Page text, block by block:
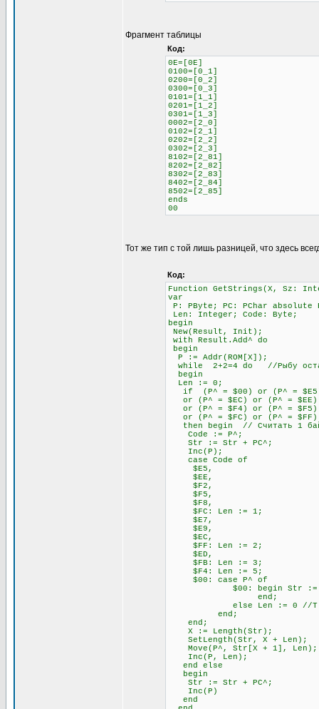
Фрагмент таблицы
Код:
0E=[0E]
0100=[0_1]
0200=[0_2]
0300=[0_3]
0101=[1_1]
0201=[1_2]
0301=[1_3]
0002=[2_0]
0102=[2_1]
0202=[2_2]
0302=[2_3]
8102=[2_81]
8202=[2_82]
8302=[2_83]
8402=[2_84]
8502=[2_85]
ends
00
Тот же тип с той лишь разницей, что здесь
Код:
Function GetStrings(X, Sz:
var
P: PByte; PC: PChar absolute
Len: Integer; Code: Byte;
begin
New(Result, Init);
with Result.Add^ do
begin
P := Addr(ROM[X]);
while 2+2=4 do //Рыбу
begin
Len := 0;
if (P^ = $00) or (P^ = $E5)
or (P^ = $EC) or (P^ = $EE)
or (P^ = $F4) or (P^ = $F5)
or (P^ = $FC) or (P^ = $FF)
then begin // Считать 1
Code := P^;
Str := Str + PC^;
Inc(P);
case Code of
$E5,
$EE,
$F2,
$F5,
$F8,
$FC: Len := 1;
$E7,
$E9,
$EC,
$FF: Len := 2;
$ED,
$FB: Len := 3;
$F4: Len := 5;
$00: case P^ of
$00: begin Str := Str +
end;
else Len := 0 //Т.к. 00,
end;
end;
X := Length(Str);
SetLength(Str, X + Len);
Move(P^, Str[X + 1], Len);
Inc(P, Len);
end else
begin
Str := Str + PC^;
Inc(P)
end